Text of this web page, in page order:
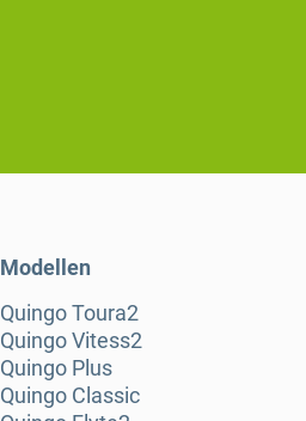
Modellen
Quingo Toura2
Quingo Vitess2
Quingo Plus
Quingo Classic